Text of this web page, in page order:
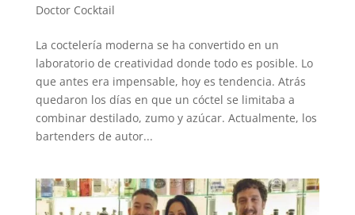
Doctor Cocktail
La coctelería moderna se ha convertido en un
laboratorio de creatividad donde todo es posible. Lo
que antes era impensable, hoy es tendencia. Atrás
quedaron los días en que un cóctel se limitaba a
combinar destilado, zumo y azúcar. Actualmente, los
bartenders de autor...